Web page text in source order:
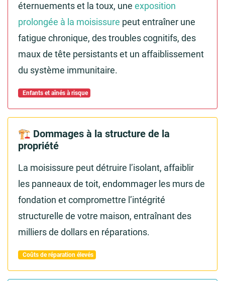
éternuements et la toux, une exposition
prolongée à la moisissure peut entraîner une
fatigue chronique, des troubles cognitifs, des
maux de tête persistants et un affaiblissement
du système immunitaire.
Enfants et aînés à risque
🏗️ Dommages à la structure de la
propriété
La moisissure peut détruire l’isolant, affaiblir
les panneaux de toit, endommager les murs de
fondation et compromettre l’intégrité
structurelle de votre maison, entraînant des
milliers de dollars en réparations.
Coûts de réparation élevés